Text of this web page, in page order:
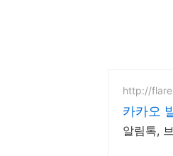
http://
카카오
알림톡,